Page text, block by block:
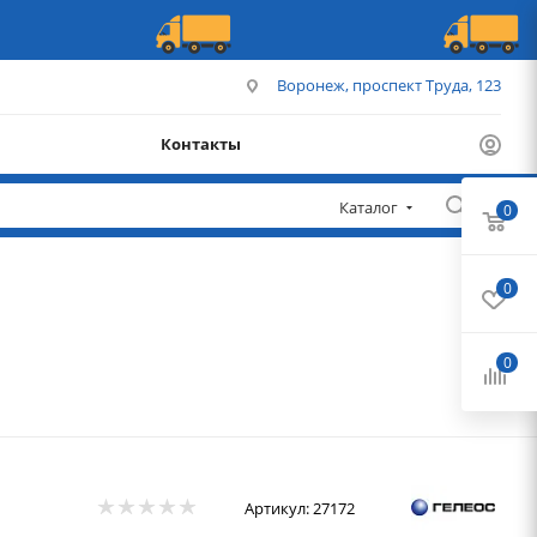
Воронеж, проспект Труда, 123
Контакты
Каталог
Артикул:27172
0
0
0